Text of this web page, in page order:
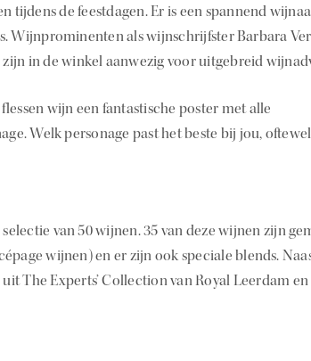
tijdens de feestdagen. Er is een spannend
Wijnprominenten als wijnschrijfster Barbara
in de winkel aanwezig voor uitgebreid
wijn een fantastische poster met alle
Welk personage past het beste bij jou,
van 50 wijnen. 35 van deze wijnen zijn
wijnen) en er zijn ook speciale blends.
The Experts’ Collection van Royal Leerdam en